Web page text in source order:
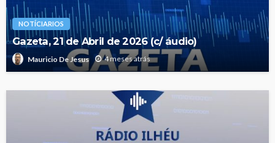
NOTÍCIARIOS
Gazeta, 21 de Abril de 2026 (c/ áudio)
Mauricio De Jesus 4 meses atrás